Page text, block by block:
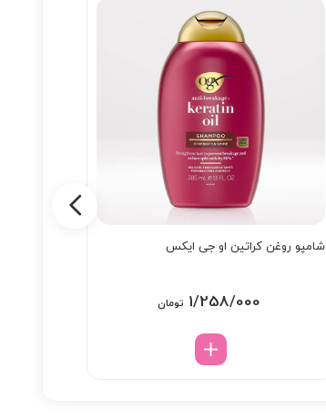
شامپو روغن کراتین او جی ایکس
1/258/000 تومان